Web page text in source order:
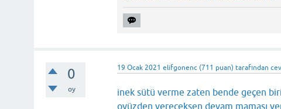
0
oy
19 Ocak 2021 elifgonenc (711 puan) tarafından
inek sütü verme zaten bende geçen
oyüzden vereceksen devam maması